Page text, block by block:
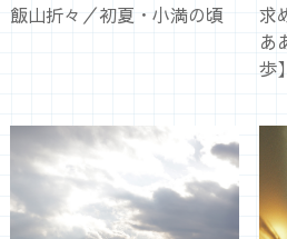
飯山折々／初夏・小満の頃
求
あ
歩】